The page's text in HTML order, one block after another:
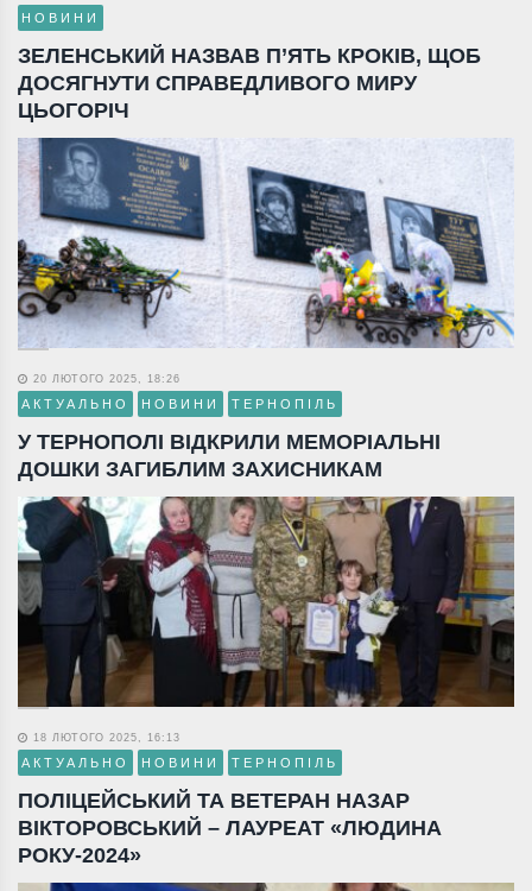
НОВИНИ
ЗЕЛЕНСЬКИЙ НАЗВАВ П’ЯТЬ КРОКІВ, ЩОБ
ДОСЯГНУТИ СПРАВЕДЛИВОГО МИРУ
ЦЬОГОРІЧ
20 ЛЮТОГО 2025, 18:26
АКТУАЛЬНО НОВИНИ ТЕРНОПІЛЬ
У ТЕРНОПОЛІ ВІДКРИЛИ МЕМОРІАЛЬНІ
ДОШКИ ЗАГИБЛИМ ЗАХИСНИКАМ
18 ЛЮТОГО 2025, 16:13
АКТУАЛЬНО НОВИНИ ТЕРНОПІЛЬ
ПОЛІЦЕЙСЬКИЙ ТА ВЕТЕРАН НАЗАР
ВІКТОРОВСЬКИЙ – ЛАУРЕАТ «ЛЮДИНА
РОКУ-2024»